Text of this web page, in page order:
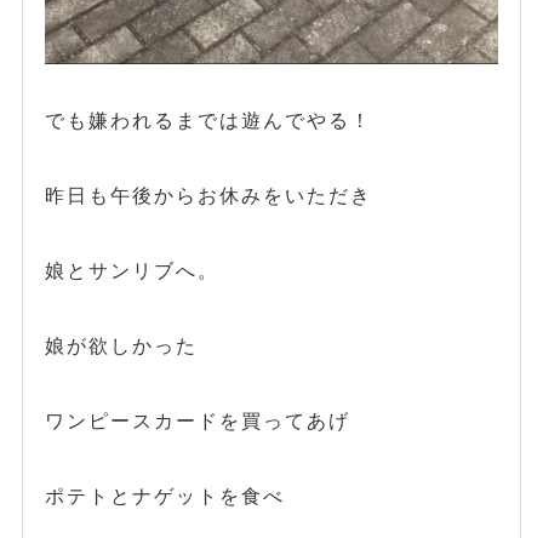
でも嫌われるまでは遊んでやる！
昨日も午後からお休みをいただき
娘とサンリブへ。
娘が欲しかった
ワンピースカードを買ってあげ
ポテトとナゲットを食べ